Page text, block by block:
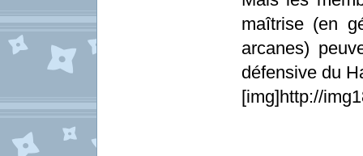
maîtrise (en
arcanes)
défensive du
[img]http://